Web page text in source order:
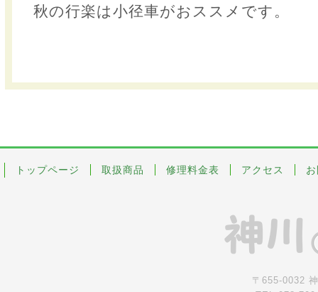
秋の行楽は小径車がおススメです。
トップページ 取扱商品 修理料金表 アクセス
〒655-0032